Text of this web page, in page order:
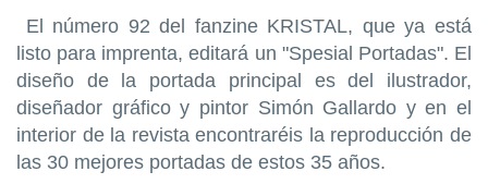
El número 92 del fanzine KRISTAL, que ya está
listo para imprenta, editará un "Spesial Portadas". El
diseño de la portada principal es del ilustrador,
diseñador gráfico y pintor Simón Gallardo y en el
interior de la revista encontraréis la reproducción de
las 30 mejores portadas de estos 35 años.